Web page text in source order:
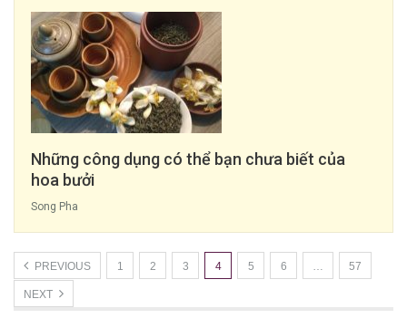
Những công dụng có thể bạn chưa biết của
hoa bưởi
Song Pha
PREVIOUS 1 2 3 4 5 6 … 57
NEXT